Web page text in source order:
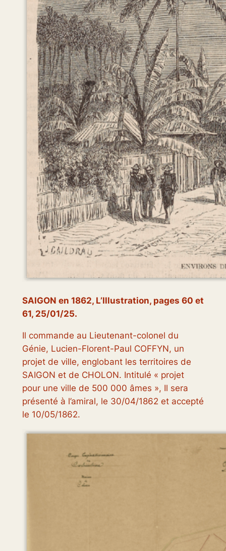
SAIGON en 1862, L’Illustration, pages 60 et
61, 25/01/25.
Il commande au Lieutenant-colonel du
Génie, Lucien-Florent-Paul COFFYN, un
projet de ville, englobant les territoires de
SAIGON et de CHOLON. Intitulé « projet
pour une ville de 500 000 âmes », Il sera
présenté à l’amiral, le 30/04/1862 et accepté
le 10/05/1862.